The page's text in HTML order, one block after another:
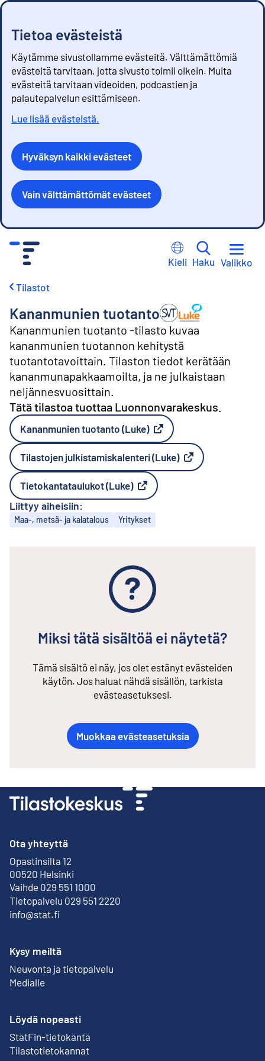
Tietoa evästeistä
Käytämme sivustollamme evästeitä. Välttämättömiä
evästeitä tarvitaan, jotta sivusto toimii oikein. Muita
evästeitä tarvitaan videoiden, podcastien ja
palautepalvelun esittämiseen.
Lue lisää evästeistä.
Hyväksyn kaikki evästeet
Vain välttämättömät evästeet
Kieli Haku Valikko
Tilastot
Kananmunien tuotantoTuottaja:
Kananmunien tuotanto -tilasto kuvaa
kananmunien tuotannon kehitystä
tuotantotavoittain. Tilaston tiedot kerätään
kananmunapakkaamoilta, ja ne julkaistaan
neljännesvuosittain.
Tätä tilastoa tuottaa Luonnonvarakeskus.
Kananmunien tuotanto (Luke)
Ulkoinen linkki
Tilastojen julkistamiskalenteri (Luke)
Ulkoinen linkki
Tietokantataulukot (Luke)
Ulkoinen linkki
Liittyy aiheisiin:
Aiheet
Maa-, metsä- ja kalatalous Yritykset
Miksi tätä sisältöä ei näytetä?
Tämä sisältö ei näy, jos olet estänyt evästeiden
käytön. Jos haluat nähdä sisällön, tarkista
evästeasetuksesi.
Muokkaa evästeasetuksia
Ota yhteyttä
Opastinsilta 12
00520 Helsinki
Ulkoinen linkki
Vaihde 029 551 1000
Tietopalvelu 029 551 2220
info@stat.fi
Kysy meiltä
Neuvonta ja tietopalvelu
Medialle
Löydä nopeasti
StatFin-tietokanta
Ulkoinen linkki
Tilastotietokannat